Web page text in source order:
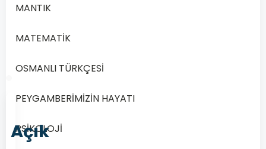
Önceki
Açık
MANTIK
MATEMATİK
OSMANLI TÜRKÇESİ
PEYGAMBERİMİZİN HAYATI
PSİKOLOJİ